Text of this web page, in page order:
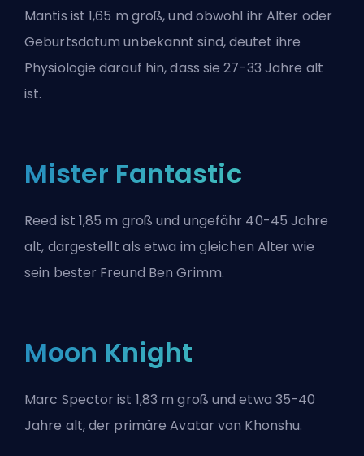
Mantis ist 1,65 m groß, und obwohl ihr Alter oder
Geburtsdatum unbekannt sind, deutet ihre
Physiologie darauf hin, dass sie 27-33 Jahre alt
ist.
Mister Fantastic
Reed ist 1,85 m groß und ungefähr 40-45 Jahre
alt, dargestellt als etwa im gleichen Alter wie
sein bester Freund Ben Grimm.
Moon Knight
Marc Spector ist 1,83 m groß und etwa 35-40
Jahre alt, der primäre Avatar von Khonshu.